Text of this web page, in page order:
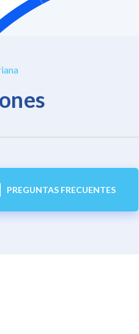
PREGUNTAS FRECUENTES
línea